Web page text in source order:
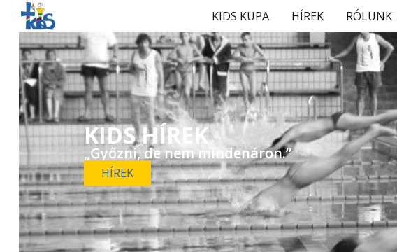
KIDS KUPA HÍREK RÓLUNK
KIDS HÍREK
„Győzni, de nem mindenáron.”
HÍREK